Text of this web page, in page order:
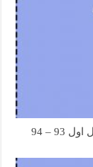
دانلود رایگان نمونه سوال آمار و احتمالات نیمسال اول 93 – 94